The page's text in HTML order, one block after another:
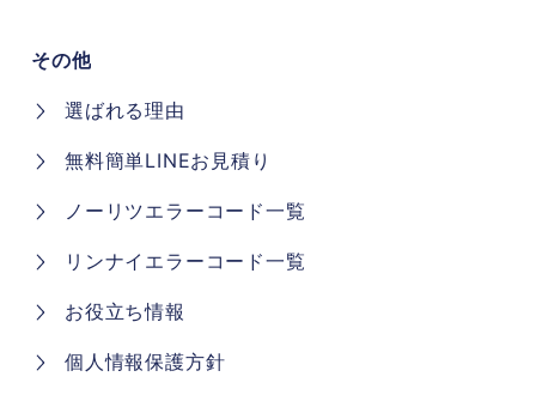
個人情報保護方針
お役立ち情報
リンナイエラーコード一覧
ノーリツエラーコード一覧
無料簡単LINEお見積り
選ばれる理由
その他